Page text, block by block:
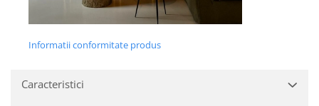
Informatii conformitate produs
Caracteristici